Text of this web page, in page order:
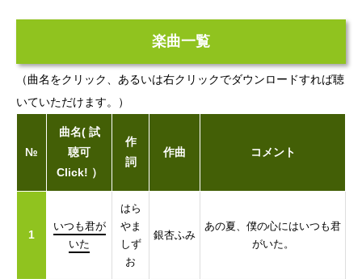
楽曲一覧
（曲名をクリック、あるいは右クリックでダウンロードすれば聴
いていただけます。）
№
曲名( 試
聴可
Click! ）
作
詞
作曲 コメント
1
いつも君が
いた
はら
やま
しず
お
銀杏ふみ
あの夏、僕の心にはいつも君
がいた。